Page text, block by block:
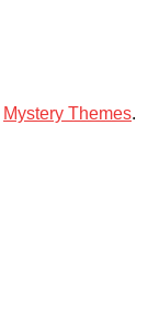
Mystery Themes.